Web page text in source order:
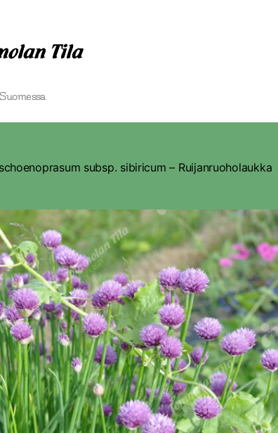
subsp. sibiricum – Ruijanruoholaukka